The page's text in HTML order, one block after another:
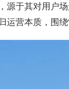
源于其对用户
运营本质，围绕